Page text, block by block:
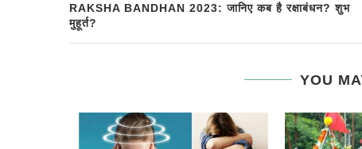
RAKSHA BANDHAN 2023: जानिए कब है रक्षाबंधन? शुभ
मुहूर्त?
YOU